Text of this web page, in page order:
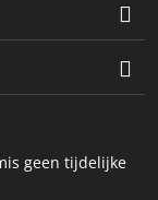
geen tijdelijke